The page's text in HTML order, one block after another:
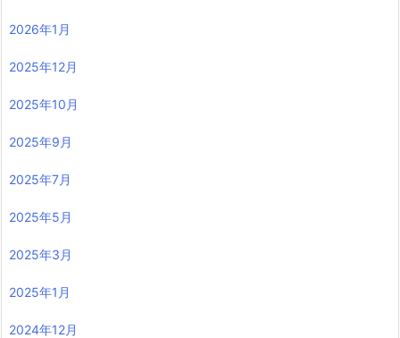
2026年1月
2025年12月
2025年10月
2025年9月
2025年7月
2025年5月
2025年3月
2025年1月
2024年12月